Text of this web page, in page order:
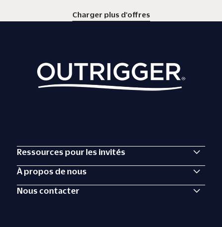
Charger plus d'offres
Ressources pour les invités
À propos de nous
Nous contacter